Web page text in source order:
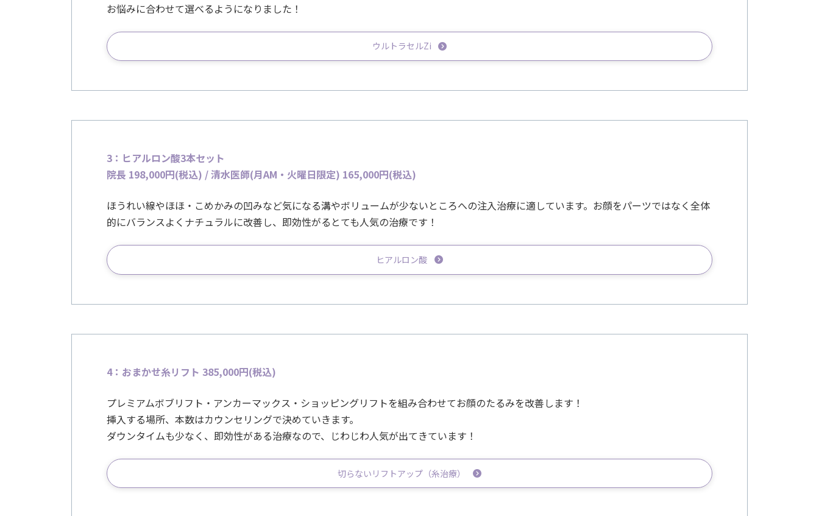
お悩みに合わせて選べるようになりました！
ウルトラセルZi
3：ヒアルロン酸3本セット
院長 198,000円(税込) /清水医師(月AM・火曜日限定) 165,000円(税込)
ほうれい線やほほ・こめかみの凹みなど気になる溝やボリュームが少ないところへの注入治療に適しています。お顔をパーツではなく全体
的にバランスよくナチュラルに改善し、即効性がるとても人気の治療です！
ヒアルロン酸
4：おまかせ糸リフト 385,000円(税込)
プレミアムボブリフト・アンカーマックス・ショッピングリフトを組み合わせてお顔のたるみを改善します！
挿入する場所、本数はカウンセリングで決めていきます。
ダウンタイムも少なく、即効性がある治療なので、じわじわ人気が出てきています！
切らないリフトアップ（糸治療）